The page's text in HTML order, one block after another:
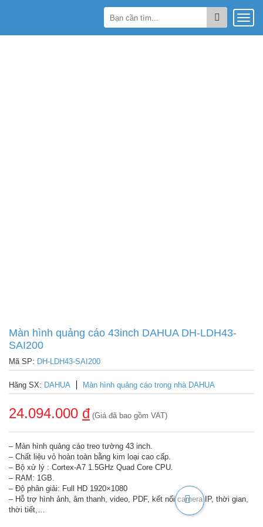
Màn hình quảng cáo 43inch DAHUA DH-LDH43-
SAI200
Mã SP: DH-LDH43-SAI200
Hãng SX: DAHUA Màn hình quảng cáo trong nhà DAHUA
24.094.000 đ (Giá đã bao gồm VAT)
– Màn hình quảng cáo treo tường 43 inch.
– Chất liệu vỏ hoàn toàn bằng kim loại cao cấp.
– Bộ xử lý : Cortex-A7 1.5GHz Quad Core CPU.
– RAM: 1GB.
– Độ phân giải: Full HD 1920×1080
– Hỗ trợ hình ảnh, âm thanh, video, PDF, kết nối camera IP, thời gian,
thời tiết,…